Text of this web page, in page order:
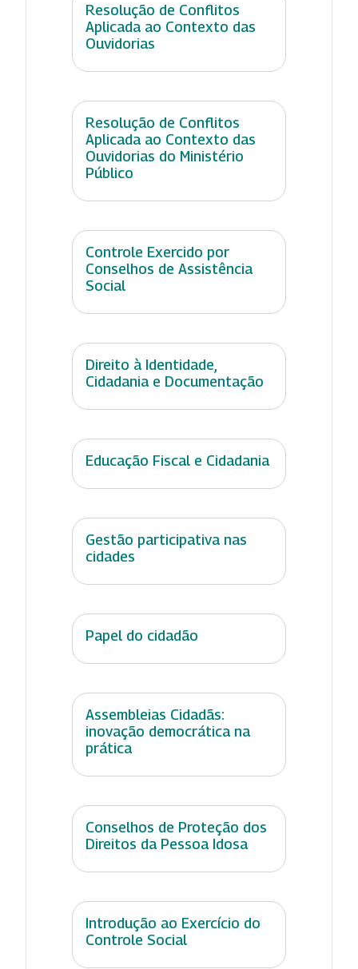
Resolução de Conflitos
Aplicada ao Contexto das
Ouvidorias
Resolução de Conflitos
Aplicada ao Contexto das
Ouvidorias do Ministério
Público
Controle Exercido por
Conselhos de Assistência
Social
Direito à Identidade,
Cidadania e Documentação
Educação Fiscal e Cidadania
Gestão participativa nas
cidades
Papel do cidadão
Assembleias Cidadãs:
inovação democrática na
prática
Conselhos de Proteção dos
Direitos da Pessoa Idosa
Introdução ao Exercício do
Controle Social